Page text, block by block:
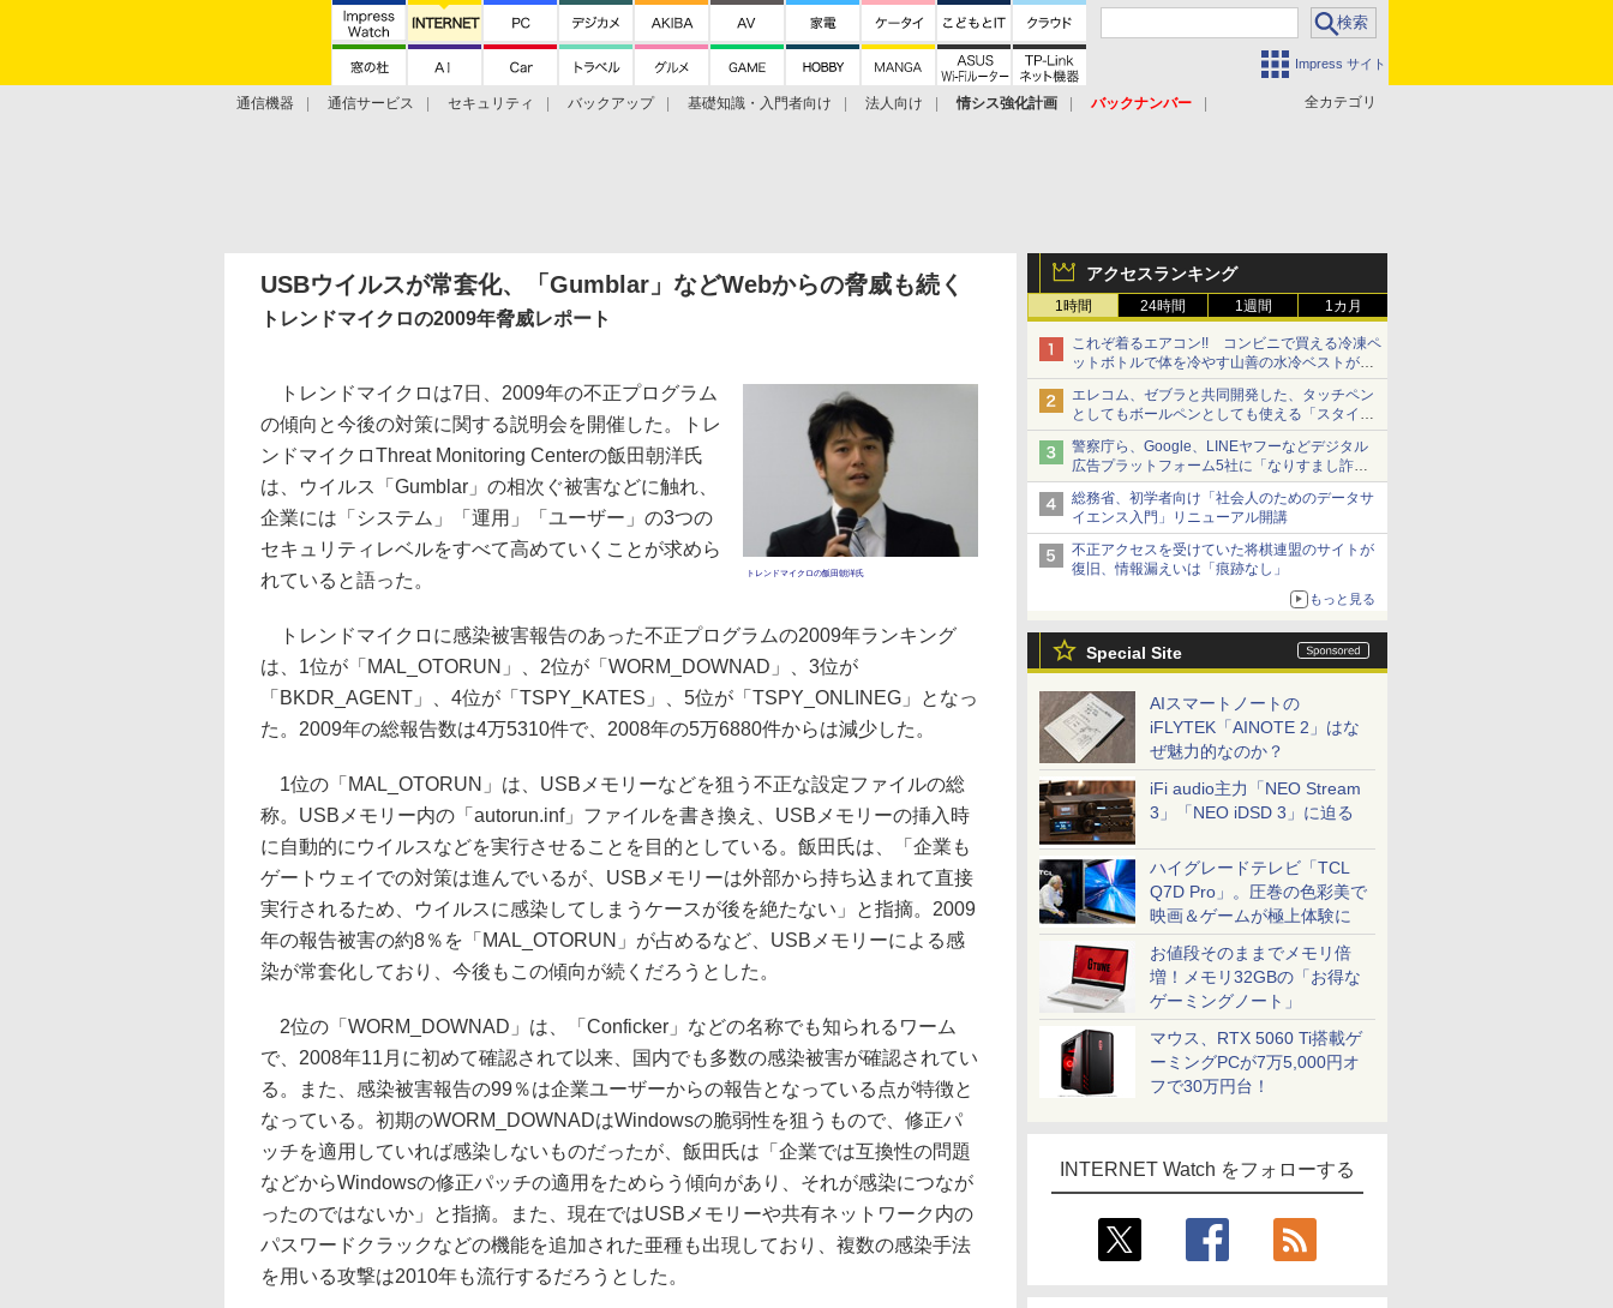
Impress サイト
全カテゴリ
通信機器 通信サービス セキュリティ バックアップ 基礎知識・入門者向け 法人向け 情シス強化計画
バックナンバー
アクセスランキング
1時間 24時間 1週間 1カ月
これぞ着るエアコン!! コンビニで買える冷凍ペ
ットボトルで体を冷やす山善の水冷ベストがロ
ードバイクにちょうどいい【ぼっち・ざ・ろー
ど！その14】【空いた時間でなにしてる？】
エレコム、ゼブラと共同開発した、タッチペン
としてもボールペンとしても使える「スタイラ
スツーウェイ」発売 iPadにも紙にも、持ち替
えずに書き込める
警察庁ら、Google、LINEヤフーなどデジタル
広告プラットフォーム5社に「なりすまし詐欺
広告」対策強化を要請 著名人の写真や映像を
使った投資詐欺などへの対策として
総務省、初学者向け「社会人のためのデータサ
イエンス入門」リニューアル開講
不正アクセスを受けていた将棋連盟のサイトが
復旧、情報漏えいは「痕跡なし」
もっと見る
Special Site
AIスマートノートの
iFLYTEK「AINOTE 2」はな
ぜ魅力的なのか？
iFi audio主力「NEO Stream
3」「NEO iDSD 3」に迫る
ハイグレードテレビ「TCL
Q7D Pro」。圧巻の色彩美で
映画＆ゲームが極上体験に
お値段そのままでメモリ倍
増！メモリ32GBの「お得な
ゲーミングノート」
マウス、RTX 5060 Ti搭載ゲ
ーミングPCが7万5,000円オ
フで30万円台！
INTERNET Watch をフォローする
USBウイルスが常套化、「Gumblar」などWebからの脅威も続く
トレンドマイクロの2009年脅威レポート
トレンドマイクロの飯田朝洋氏
トレンドマイクロは7日、2009年の不正プログラム
の傾向と今後の対策に関する説明会を開催した。トレ
ンドマイクロThreat Monitoring Centerの飯田朝洋氏
は、ウイルス「Gumblar」の相次ぐ被害などに触れ、
企業には「システム」「運用」「ユーザー」の3つの
セキュリティレベルをすべて高めていくことが求めら
れていると語った。
トレンドマイクロに感染被害報告のあった不正プログラムの2009年ランキング
は、1位が「MAL_OTORUN」、2位が「WORM_DOWNAD」、3位が
「BKDR_AGENT」、4位が「TSPY_KATES」、5位が「TSPY_ONLINEG」となっ
た。2009年の総報告数は4万5310件で、2008年の5万6880件からは減少した。
1位の「MAL_OTORUN」は、USBメモリーなどを狙う不正な設定ファイルの総
称。USBメモリー内の「autorun.inf」ファイルを書き換え、USBメモリーの挿入時
に自動的にウイルスなどを実行させることを目的としている。飯田氏は、「企業も
ゲートウェイでの対策は進んでいるが、USBメモリーは外部から持ち込まれて直接
実行されるため、ウイルスに感染してしまうケースが後を絶たない」と指摘。2009
年の報告被害の約8％を「MAL_OTORUN」が占めるなど、USBメモリーによる感
染が常套化しており、今後もこの傾向が続くだろうとした。
2位の「WORM_DOWNAD」は、「Conficker」などの名称でも知られるワーム
で、2008年11月に初めて確認されて以来、国内でも多数の感染被害が確認されてい
る。また、感染被害報告の99％は企業ユーザーからの報告となっている点が特徴と
なっている。初期のWORM_DOWNADはWindowsの脆弱性を狙うもので、修正パ
ッチを適用していれば感染しないものだったが、飯田氏は「企業では互換性の問題
などからWindowsの修正パッチの適用をためらう傾向があり、それが感染につなが
ったのではないか」と指摘。また、現在ではUSBメモリーや共有ネットワーク内の
パスワードクラックなどの機能を追加された亜種も出現しており、複数の感染手法
を用いる攻撃は2010年も流行するだろうとした。